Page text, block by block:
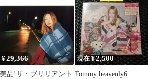
¥29,366
美品!ザ・ブリリアント
現在 ¥2,500
Tommy heavenly6